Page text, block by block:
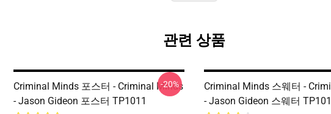
관련 상품
Criminal Minds 포스터 - Criminal Minds
- Jason Gideon 포스터 TP1011
-20%
Criminal Minds 스웨터 -
- Jason Gideon 스웨터